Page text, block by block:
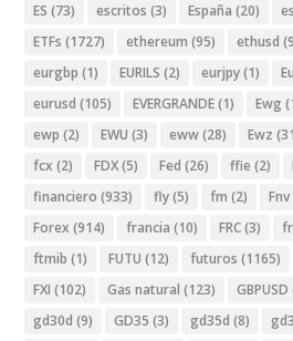
ES (73) escritos (3) España (20)
ETFs (1727) ethereum (95) ethusd
eurgbp (1) EURILS (2) eurjpy(1)
eurusd (105) EVERGRANDE(1) Ewg
ewp (2) EWU (3) eww(28) Ewz
fcx (2) FDX(5) Fed (26) ffie (2)
financiero (933) fly(5) fm (2) Fnv
Forex (914) francia (10) FRC(3)
ftmib (1) FUTU (12) futuros (1165)
FXI (102) Gas natural (123) GBPUSD
gd30d (9) GD35 (3) gd35d (8)